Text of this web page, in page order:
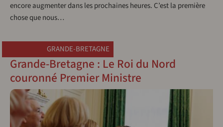
encore augmenter dans les prochaines heures. C’est la première
chose que nous…
GRANDE-BRETAGNE
Grande-Bretagne : Le Roi du Nord
couronné Premier Ministre